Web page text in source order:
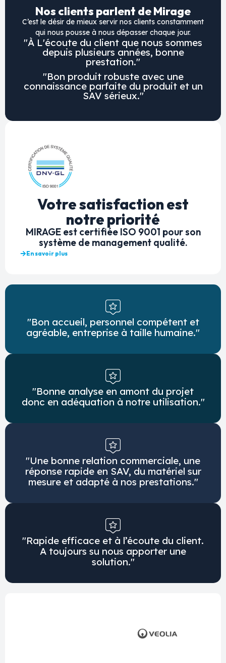
Nos clients parlent de Mirage
C’est le désir de mieux servir nos clients constamment
qui nous pousse à nous dépasser chaque jour.
"À L'écoute du client que nous sommes
depuis plusieurs années, bonne
prestation."
"Bon produit robuste avec une
connaissance parfaite du produit et un
SAV sérieux."
Votre satisfaction est
notre priorité
MIRAGE est certifiée ISO 9001 pour son
système de management qualité.
En savoir plus
"Bon accueil, personnel compétent et
agréable, entreprise à taille humaine."
"Bonne analyse en amont du projet
donc en adéquation à notre utilisation."
"Une bonne relation commerciale, une
réponse rapide en SAV, du matériel sur
mesure et adapté à nos prestations."
"Rapide efficace et à l’écoute du client.
A toujours su nous apporter une
solution."